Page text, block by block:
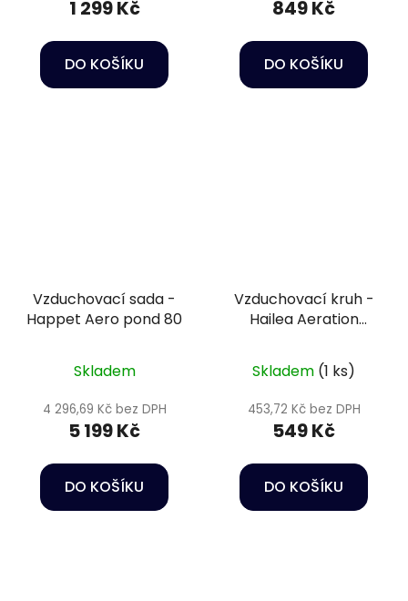
1 299 Kč
DO KOŠÍKU
849 Kč
DO KOŠÍKU
Vzduchovací sada -
Happet Aero pond 80
Skladem
4 296,69 Kč bez DPH
5 199 Kč
DO KOŠÍKU
Vzduchovací kruh -
Hailea Aeration
Skladem (1 ks)
453,72 Kč bez DPH
549 Kč
DO KOŠÍKU